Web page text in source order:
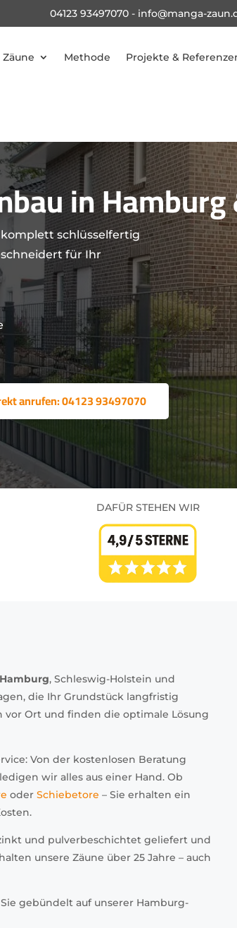
04123 93497070- info@manga-
Zäune Methode Projekte &
in
schlüsselfertig
für Ihr
anrufen: 04123 93497070
DAFÜR STEHEN WIR
, Schleswig-Holstein und
die Ihr Grundstück langfristig
vor Ort und finden die optimale Lösung
Von der kostenlosen Beratung
wir alles aus einer Hand. Ob
oder Schiebetore – Sie erhalten ein
und pulverbeschichtet geliefert und
unsere Zäune über 25 Jahre – auch
gebündelt auf unserer Hamburg-